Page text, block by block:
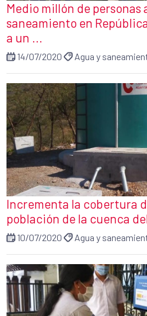
Medio millón de personas
saneamiento en
a un ...
14/07/2020 Agua y
Incrementa la cobertura
población de la cuenca
10/07/2020 Agua y